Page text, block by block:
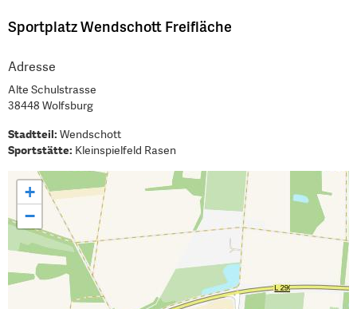
Sportplatz Wendschott Freifläche
Adresse
Alte Schulstrasse
38448 Wolfsburg
Stadtteil: Wendschott
Sportstätte: Kleinspielfeld Rasen
+
−